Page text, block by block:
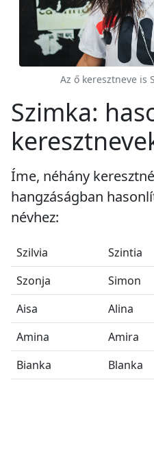
Az ő keresztneve is
Szimka:
Íme, néhány
hangzáságban
névhez:
Szilvia Szintia
Szonja
Simon
Aisa
Alina
Amina
Amira
Bianka
Blanka